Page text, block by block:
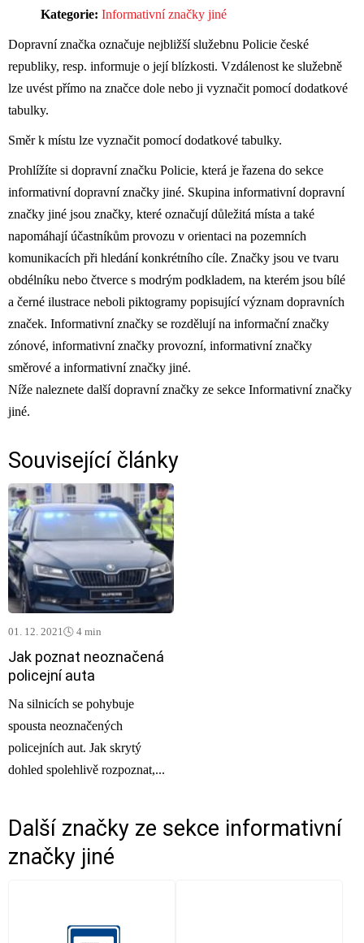
Kategorie: Informativní značky jiné
Dopravní značka označuje nejbližší služebnu Policie české
republiky, resp. informuje o její blízkosti. Vzdálenost ke služebně
lze uvést přímo na značce dole nebo ji vyznačit pomocí dodatkové
tabulky.
Směr k místu lze vyznačit pomocí dodatkové tabulky.
Prohlížíte si dopravní značku Policie, která je řazena do sekce
informativní dopravní značky jiné. Skupina informativní dopravní
značky jiné jsou značky, které označují důležitá místa a také
napomáhají účastníkům provozu v orientaci na pozemních
komunikacích při hledání konkrétního cíle. Značky jsou ve tvaru
obdélníku nebo čtverce s modrým podkladem, na kterém jsou bílé
a černé ilustrace neboli piktogramy popisující význam dopravních
značek. Informativní značky se rozdělují na informační značky
zónové, informativní značky provozní, informativní značky
směrové a informativní značky jiné.
Níže naleznete další dopravní značky ze sekce Informativní značky
jiné.
Související články
01. 12. 2021🕓 4 min
Jak poznat neoznačená
policejní auta
Na silnicích se pohybuje
spousta neoznačených
policejních aut. Jak skrytý
dohled spolehlivě rozpoznat,...
Další značky ze sekce informativní
značky jiné